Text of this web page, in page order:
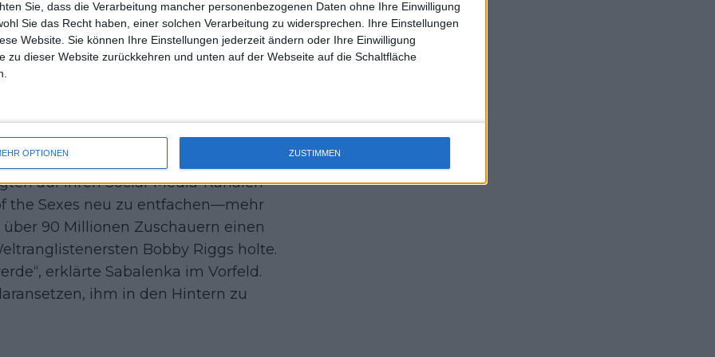
Sie, dass die Verarbeitung mancher personenbezogenen Daten ohne Ihre Einwilligung
Sie das Recht haben, einer solchen Verarbeitung zu widersprechen. Ihre Einstellungen
Website. Sie können Ihre Einstellungen jederzeit ändern oder Ihre Einwilligung
zu dieser Website zurückkehren und unten auf der Webseite auf die Schaltfläche
OPTIONEN ZUSTIMMEN
an den Kopf, um zu
kritisiert die Beschwerden
Die Saison ist vorbei, und
vielleicht auch nicht“ – Aryna
nahe sie daran war,
auf ihren Social-Media-Kanälen
the Sexes neu zu entfachen—mehr
90 Millionen Zuschauern einen
Bobby Riggs holte.
erklärte Sabalenka im Vorfeld.
ihm in den Hintern zu
uss J-L-Struff wahrscheinlich morge 3 Spiele absolvieren (2.
mal Einzel 1x Doppel) dank der hervorragenden Unterstützung
des Kommentators für F-A-A